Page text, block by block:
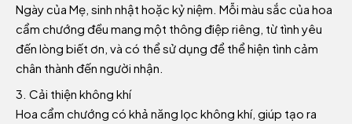
Ngày của Mẹ, sinh nhật hoặc kỷ niệm. Mỗi màu sắc của hoa
cẩm chướng đều mang một thông điệp riêng, từ tình yêu
đến lòng biết ơn, và có thể sử dụng để thể hiện tình cảm
chân thành đến người nhận.
Cải thiện không khí
Hoa cẩm chướng có khả năng lọc không khí, giúp tạo ra